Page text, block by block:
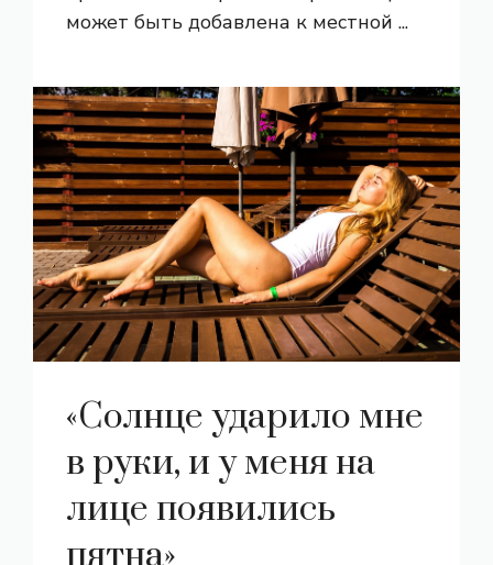
может быть добавлена ​​к местной ...
«Солнце ударило мне
в руки, и у меня на
лице появились
пятна»